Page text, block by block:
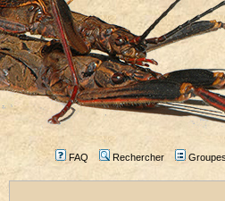
FAQ Rechercher